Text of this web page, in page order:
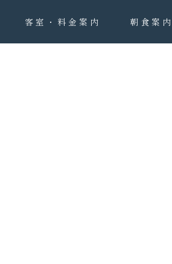
客室・料金案内 朝食案内